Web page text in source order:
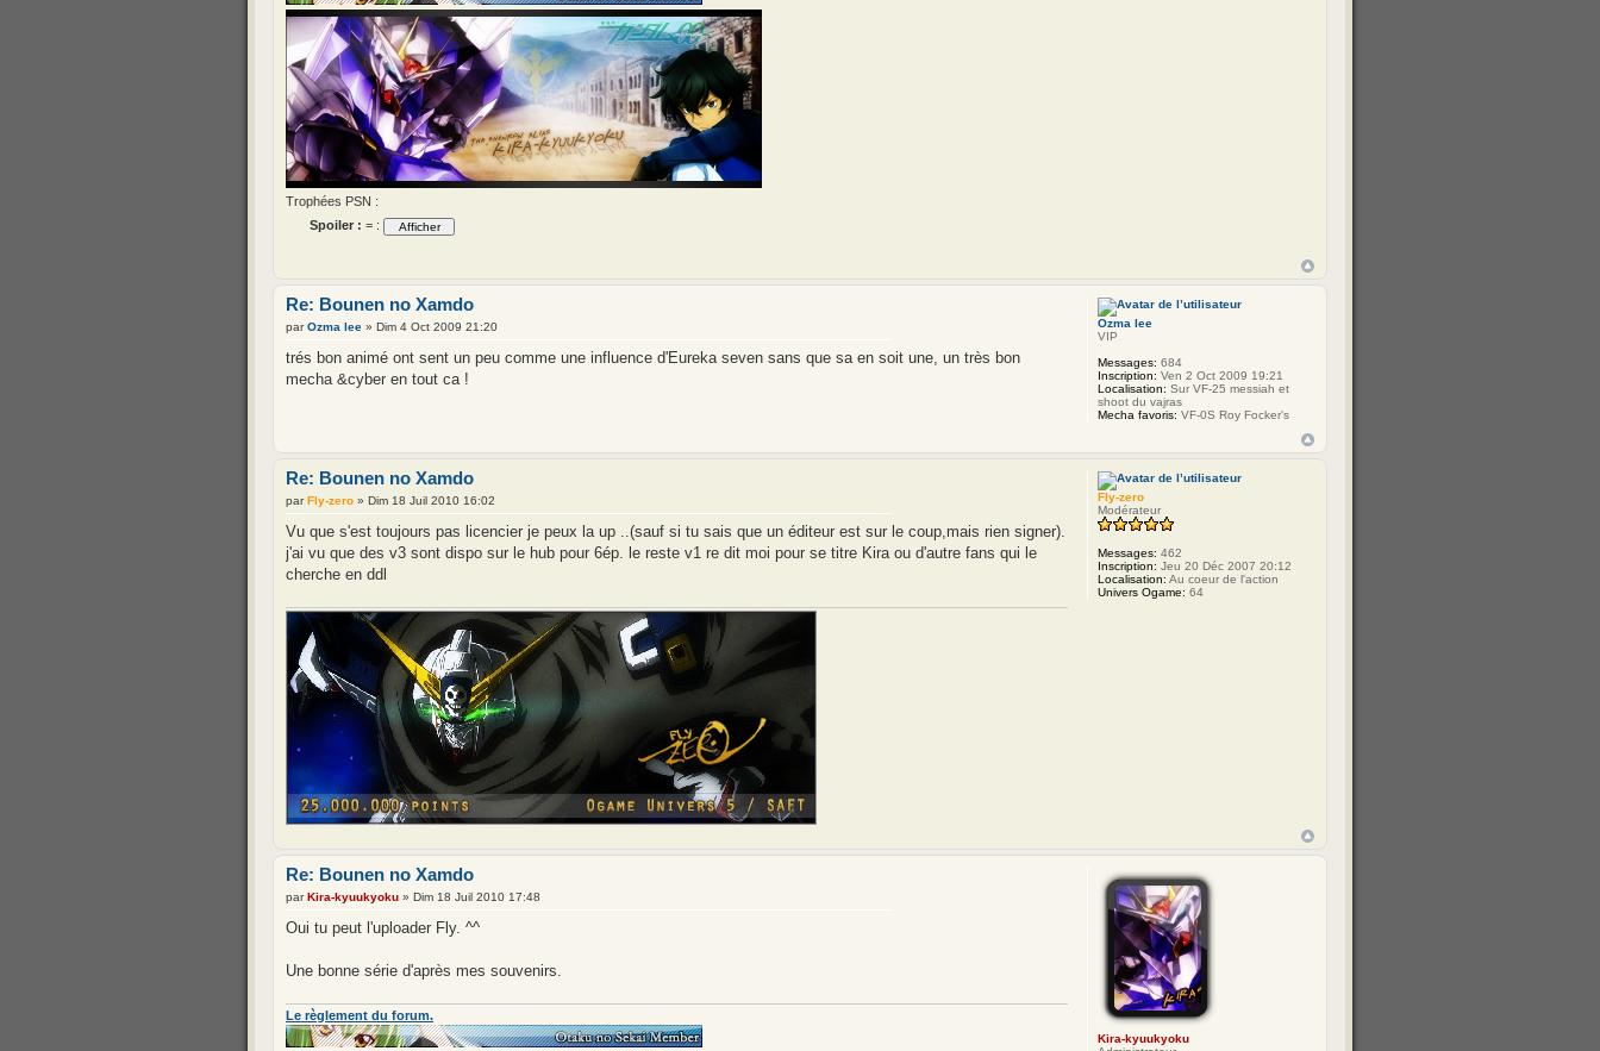
Trophées PSN :
Spoiler : = :
Re: Bounen no Xamdo
parOzma lee » Dim 4 Oct 2009 21:20
trés bon animé ont sent un peu comme une influence d'Eureka seven sans que sa en soit une, un très bon
mecha &cyber en tout ca !
Ozma lee
VIP
Messages: 684
Inscription: Ven 2 Oct 2009 19:21
Localisation: Sur VF-25 messiah et
shoot du vajras
Mecha favoris: VF-0S Roy Focker's
Re: Bounen no Xamdo
par Fly-zero » Dim 18 Juil 2010 16:02
Vu que s'est toujours pas licencier je peux la up ..(sauf si tu sais que un éditeur est sur le coup,mais rien signer).
j'ai vu que des v3 sont dispo sur le hub pour 6ép. le reste v1 re dit moi pour se titre Kira ou d'autre fans qui le
cherche en ddl
Fly-zero
Modérateur
Messages: 462
Inscription: Jeu 20 Déc 2007 20:12
Localisation: Au coeur de l'action
Univers Ogame: 64
Re: Bounen no Xamdo
parKira-kyuukyoku » Dim 18 Juil 2010 17:48
Oui tu peut l'uploader Fly. ^^
Une bonne série d'après mes souvenirs.
Le règlement du forum.
Kira-kyuukyoku